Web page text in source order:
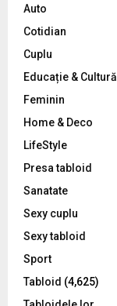
o
:
Auto
Cotidian
Cuplu
Educație & Cultură
Feminin
Home & Deco
LifeStyle
Presa tabloid
Sanatate
Sexy cuplu
Sexy tabloid
Sport
Tabloid (4,625)